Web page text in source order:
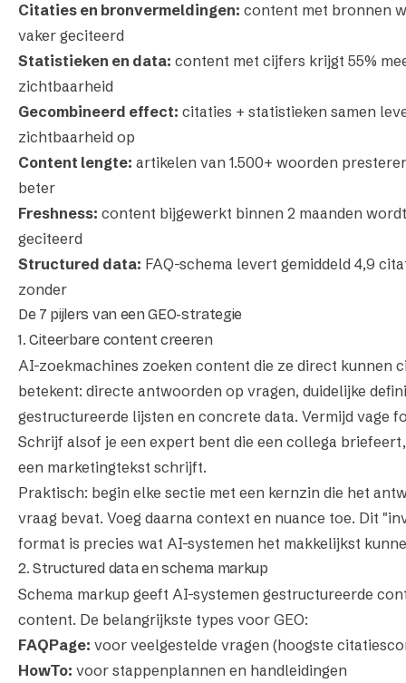
Citaties en bronvermeldingen: content met bronnen
vaker geciteerd
Statistieken en data: content met cijfers krijgt 55%
zichtbaarheid
Gecombineerd effect: citaties + statistieken samen
zichtbaarheid op
Content lengte: artikelen van 1.500+ woorden
beter
Freshness: content bijgewerkt binnen 2 maanden
geciteerd
Structured data: FAQ-schema levert gemiddeld 4,9
zonder
De 7 pijlers van een GEO-strategie
1. Citeerbare content creeren
AI-zoekmachines zoeken content die ze direct kunnen
betekent: directe antwoorden op vragen, duidelijke
gestructureerde lijsten en concrete data. Vermijd vage
Schrijf alsof je een expert bent die een collega
een marketingtekst schrijft.
Praktisch: begin elke sectie met een kernzin die het
vraag bevat. Voeg daarna context en nuance toe. Dit
format is precies wat AI-systemen het makkelijkst
2. Structured data en schema markup
Schema markup geeft AI-systemen gestructureerde
content. De belangrijkste types voor GEO:
FAQPage: voor veelgestelde vragen (hoogste
HowTo: voor stappenplannen en handleidingen